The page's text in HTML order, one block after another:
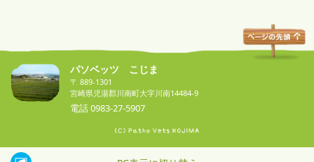
パソベッツ こじま
〒 889-1301
宮崎県児湯郡川南町大字川南14484-9
電話0983-27-5907